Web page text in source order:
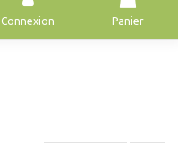
Connexion Panier